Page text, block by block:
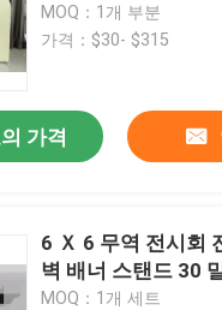
MOQ：1개 부분
가격：$30- $315
가격
6 Ｘ 6 무역 전시회
벽 배너 스탠드 30
MOQ：1개 세트